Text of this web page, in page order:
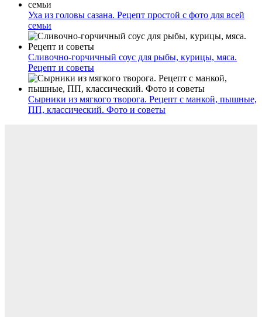
Уха из головы сазана. Рецепт простой с фото для всей
семьи
Сливочно-горчичный соус для рыбы, курицы, мяса.
Рецепт и советы
Сырники из мягкого творога. Рецепт с манкой, пышные,
ПП, классический. Фото и советы